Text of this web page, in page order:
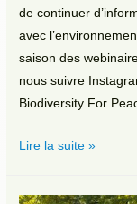
de continuer
avec
saison des
nous suivre
Biodiversity For
Présentation
Lire la suite »